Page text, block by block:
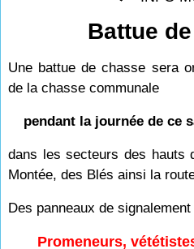
Battue
Une battue de chasse sera
de la chasse communale
pendant la journée de ce
dans les secteurs des hauts
Montée, des Blés ainsi la
Des panneaux de
Promeneurs,